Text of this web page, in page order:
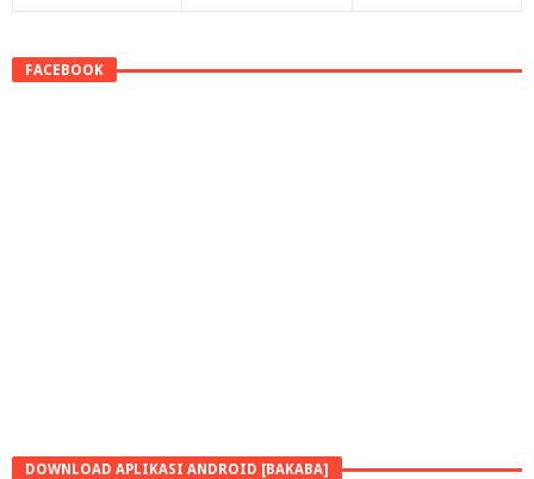
FACEBOOK
DOWNLOAD APLIKASI ANDROID [BAKABA]